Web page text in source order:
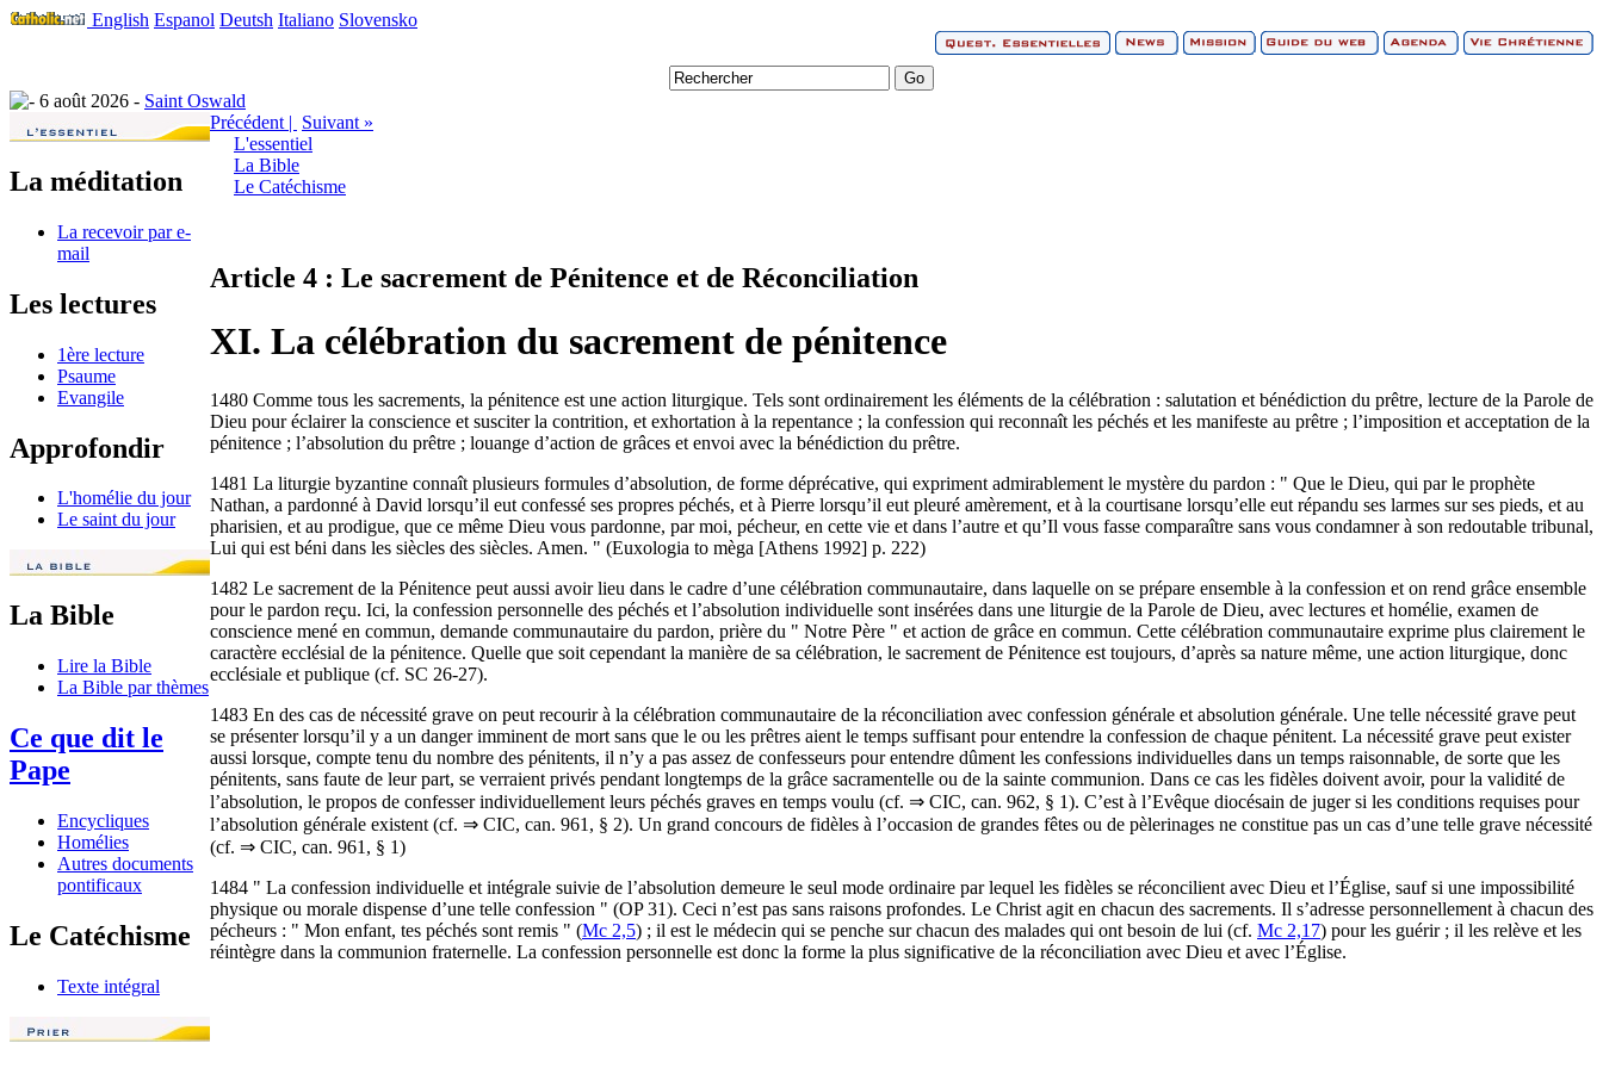
English Espanol Deutsh Italiano Slovensko
6 août 2026 - Saint Oswald
La méditation
La recevoir par e-
mail
Les lectures
1ère lecture
Psaume
Evangile
Approfondir
L'homélie du jour
Le saint du jour
La Bible
Lire la Bible
La Bible par thèmes
Ce que dit le
Pape
Encycliques
Homélies
Autres documents
pontificaux
Le Catéchisme
Texte intégral
Précédent | Suivant »
L'essentiel
La Bible
Le Catéchisme
Article 4 : Le sacrement de Pénitence et de Réconciliation
XI. La célébration du sacrement de pénitence
1480 Comme tous les sacrements, la pénitence est une action liturgique. Tels sont ordinairement les éléments de la célébration : salutation et bénédiction du prêtre, lecture de la Parole de
Dieu pour éclairer la conscience et susciter la contrition, et exhortation à la repentance ; la confession qui reconnaît les péchés et les manifeste au prêtre ; l’imposition et acceptation de la
pénitence ; l’absolution du prêtre ; louange d’action de grâces et envoi avec la bénédiction du prêtre.
1481 La liturgie byzantine connaît plusieurs formules d’absolution, de forme déprécative, qui expriment admirablement le mystère du pardon : " Que le Dieu, qui par le prophète
Nathan, a pardonné à David lorsqu’il eut confessé ses propres péchés, et à Pierre lorsqu’il eut pleuré amèrement, et à la courtisane lorsqu’elle eut répandu ses larmes sur ses pieds, et au
pharisien, et au prodigue, que ce même Dieu vous pardonne, par moi, pécheur, en cette vie et dans l’autre et qu’Il vous fasse comparaître sans vous condamner à son redoutable tribunal,
Lui qui est béni dans les siècles des siècles. Amen. " (Euxologia to mèga [Athens 1992] p. 222)
1482 Le sacrement de la Pénitence peut aussi avoir lieu dans le cadre d’une célébration communautaire, dans laquelle on se prépare ensemble à la confession et on rend grâce ensemble
pour le pardon reçu. Ici, la confession personnelle des péchés et l’absolution individuelle sont insérées dans une liturgie de la Parole de Dieu, avec lectures et homélie, examen de
conscience mené en commun, demande communautaire du pardon, prière du " Notre Père " et action de grâce en commun. Cette célébration communautaire exprime plus clairement le
caractère ecclésial de la pénitence. Quelle que soit cependant la manière de sa célébration, le sacrement de Pénitence est toujours, d’après sa nature même, une action liturgique, donc
ecclésiale et publique (cf. SC 26-27).
1483 En des cas de nécessité grave on peut recourir à la célébration communautaire de la réconciliation avec confession générale et absolution générale. Une telle nécessité grave peut
se présenter lorsqu’il y a un danger imminent de mort sans que le ou les prêtres aient le temps suffisant pour entendre la confession de chaque pénitent. La nécessité grave peut exister
aussi lorsque, compte tenu du nombre des pénitents, il n’y a pas assez de confesseurs pour entendre dûment les confessions individuelles dans un temps raisonnable, de sorte que les
pénitents, sans faute de leur part, se verraient privés pendant longtemps de la grâce sacramentelle ou de la sainte communion. Dans ce cas les fidèles doivent avoir, pour la validité de
l’absolution, le propos de confesser individuellement leurs péchés graves en temps voulu (cf. ⇒ CIC, can. 962, § 1). C’est à l’Evêque diocésain de juger si les conditions requises pour
l’absolution générale existent (cf. ⇒ CIC, can. 961, § 2). Un grand concours de fidèles à l’occasion de grandes fêtes ou de pèlerinages ne constitue pas un cas d’une telle grave nécessité
(cf. ⇒ CIC, can. 961, § 1)
1484 " La confession individuelle et intégrale suivie de l’absolution demeure le seul mode ordinaire par lequel les fidèles se réconcilient avec Dieu et l’Église, sauf si une impossibilité
physique ou morale dispense d’une telle confession " (OP 31). Ceci n’est pas sans raisons profondes. Le Christ agit en chacun des sacrements. Il s’adresse personnellement à chacun des
pécheurs : " Mon enfant, tes péchés sont remis " (Mc 2,5) ; il est le médecin qui se penche sur chacun des malades qui ont besoin de lui (cf. Mc 2,17) pour les guérir ; il les relève et les
réintègre dans la communion fraternelle. La confession personnelle est donc la forme la plus significative de la réconciliation avec Dieu et avec l’Église.